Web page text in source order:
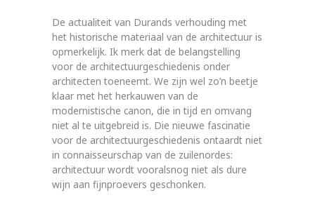
De actualiteit van Durands verhouding met
het historische materiaal van de architectuur is
opmerkelijk. Ik merk dat de belang­stel­ling
voor de architectuur­geschiedenis onder
architecten toeneemt. We zijn wel zo’n beetje
klaar met het herkauwen van de
modernistische canon, die in tijd en omvang
niet al te uitgebreid is. Die nieuwe fascinatie
voor de architectuurgeschiedenis ontaardt niet
in connaisseurschap van de zuilenordes:
architectuur wordt vooralsnog niet als dure
wijn aan fijnproevers geschonken.